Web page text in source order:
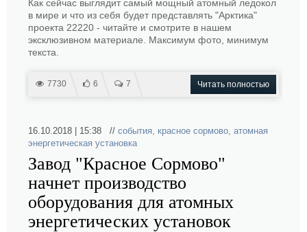
Как сейчас выглядит самый мощный атомный ледокол
в мире и что из себя будет представлять "Арктика"
проекта 22220 - читайте и смотрите в нашем
эксклюзивном материале. Максимум фото, минимум
текста.
7730 6 7 Читать полностью
16.10.2018 | 15:38 // события, красное сормово, атомная
энергетическая установка
Завод "Красное Сормово"
начнет производство
оборудования для атомных
энергетических установок